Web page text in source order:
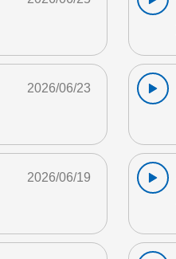
2026/06/23
2026/06/19